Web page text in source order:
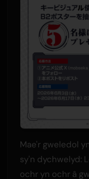
Mae'r gweledol
sy'n dychwelyd:
ochr yn ochr â